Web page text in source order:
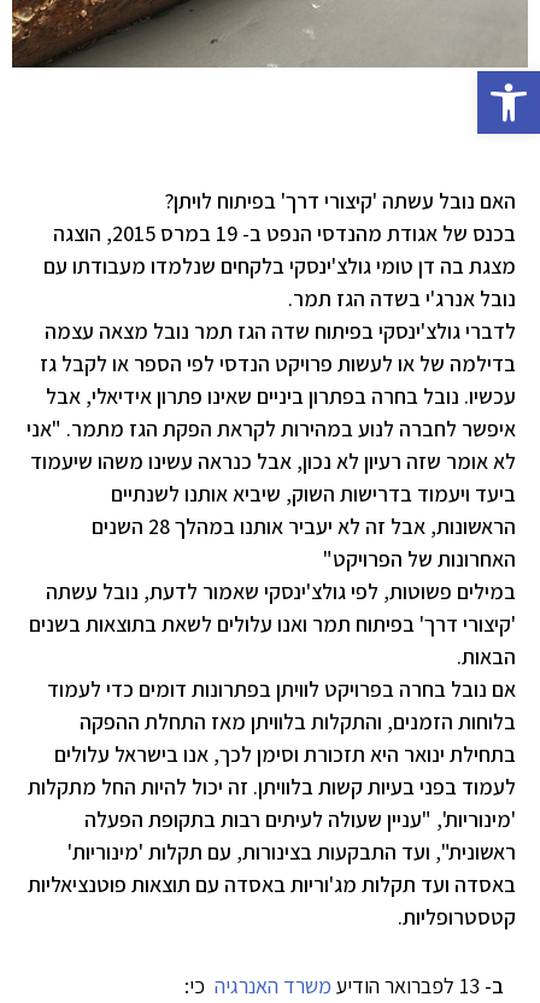
פתח סרגל נגישות
האם נובל עשתה 'קיצורי דרך' בפיתוח לויתן?
בכנס של אגודת מהנדסי הנפט ב- 19 במרס 2015, הוצגה
מצגת בה דן טומי גולצ'ינסקי בלקחים שנלמדו מעבודתו עם
נובל אנרג'י בשדה הגז תמר.
לדברי גולצ'ינסקי בפיתוח שדה הגז תמר נובל מצאה עצמה
בדילמה של או לעשות פרויקט הנדסי לפי הספר או לקבל גז
עכשיו. נובל בחרה בפתרון ביניים שאינו פתרון אידיאלי, אבל
איפשר לחברה לנוע במהירות לקראת הפקת הגז מתמר. "אני
לא אומר שזה רעיון לא נכון, אבל כנראה עשינו משהו שיעמוד
ביעד ויעמוד בדרישות השוק, שיביא אותנו לשנתיים
הראשונות, אבל זה לא יעביר אותנו במהלך 28 השנים
האחרונות של הפרויקט"
במילים פשוטות, לפי גולצ'ינסקי שאמור לדעת, נובל עשתה
'קיצורי דרך' בפיתוח תמר ואנו עלולים לשאת בתוצאות בשנים
הבאות.
אם נובל בחרה בפרויקט לוויתן בפתרונות דומים כדי לעמוד
בלוחות הזמנים, והתקלות בלוויתן מאז התחלת ההפקה
בתחילת ינואר היא תזכורת וסימן לכך, אנו בישראל עלולים
לעמוד בפני בעיות קשות בלוויתן. זה יכול להיות החל מתקלות
'מינוריות', "עניין שעולה לעיתים רבות בתקופת הפעלה
ראשונית", ועד התבקעות בצינורות, עם תקלות 'מינוריות'
באסדה ועד תקלות מג'וריות באסדה עם תוצאות פוטנציאליות
קטסטרופליות.
ב- משרד האנרגיה כי: